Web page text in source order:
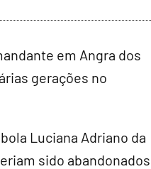
em Angra dos
gerações no
Luciana Adriano da
sido abandonados